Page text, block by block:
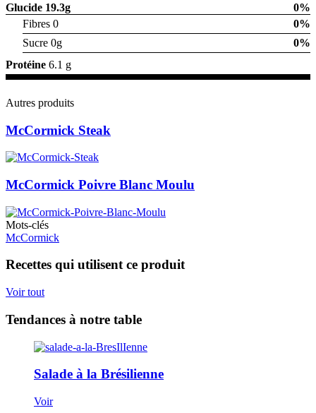
Glucide 19.3g
0%
Fibres 0
0%
Sucre 0g
0%
Protéine 6.1 g
Autres produits
McCormick Steak
McCormick Poivre Blanc Moulu
Mots-clés
McCormick
Recettes qui utilisent ce produit
Voir tout
Tendances à notre table
Salade à la Brésilienne
Voir